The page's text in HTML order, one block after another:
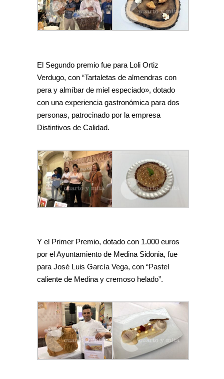
El Segundo premio fue para Loli Ortiz
Verdugo, con “Tartaletas de almendras con
pera y almíbar de miel especiado», dotado
con una experiencia gastronómica para dos
personas, patrocinado por la empresa
Distintivos de Calidad.
Y el Primer Premio, dotado con 1.000 euros
por el Ayuntamiento de Medina Sidonia, fue
para José Luis García Vega, con “Pastel
caliente de Medina y cremoso helado”.